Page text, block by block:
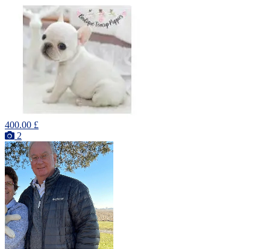
400.00 £
2